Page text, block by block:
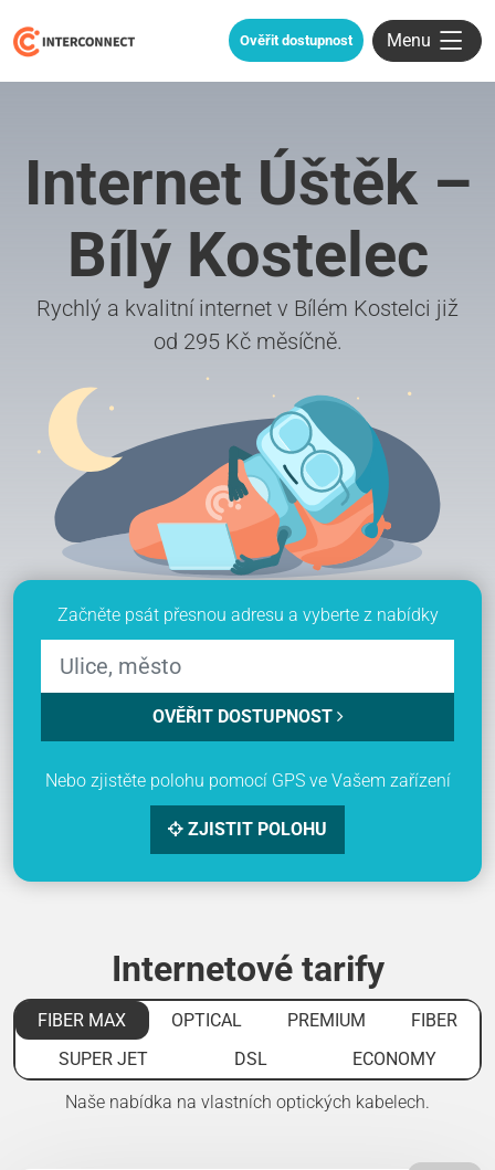
Ověřit dostupnost Menu
Internet Úštěk –
Bílý Kostelec
Rychlý a kvalitní internet v Bílém Kostelci již
od 295 Kč měsíčně.
Začněte psát přesnou adresu a vyberte z nabídky
OVĚŘIT DOSTUPNOST
Nebo zjistěte polohu pomocí GPS ve Vašem zařízení
ZJISTIT POLOHU
Internetové tarify
FIBER MAX OPTICAL PREMIUM
FIBER
SUPER JET
DSL ECONOMY
Naše nabídka na vlastních optických kabelech.